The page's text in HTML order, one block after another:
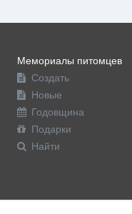
Мемориалы питомцев
Создать
Новые
Годовщина
Подарки
Найти